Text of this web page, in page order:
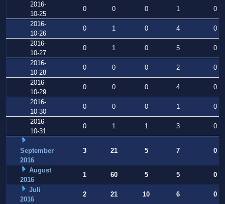
2016-
10-25
0 0 0 1
0
2016-
10-26
0 1 0 4
0
2016-
10-27
0 1 0 5
0
2016-
10-28
0 0 0 2
0
2016-
10-29
0 0 0 4
0
2016-
10-30
0 0 0 1
0
2016-
10-31
0 1 1 3 0
September
2016
3 21 5 7 0
August
2016
1 60 5 5
0
Juli
2016
2 21 10 6
0